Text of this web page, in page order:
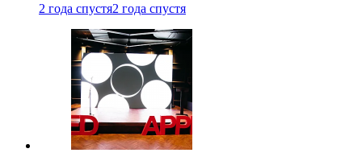
2 года спустя2 года спустя